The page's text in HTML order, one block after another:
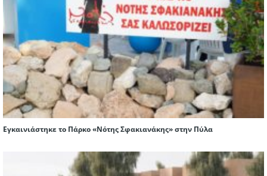
Εγκαινιάστηκε το Πάρκο «Νότης Σφακιανάκης» στην Πύλα